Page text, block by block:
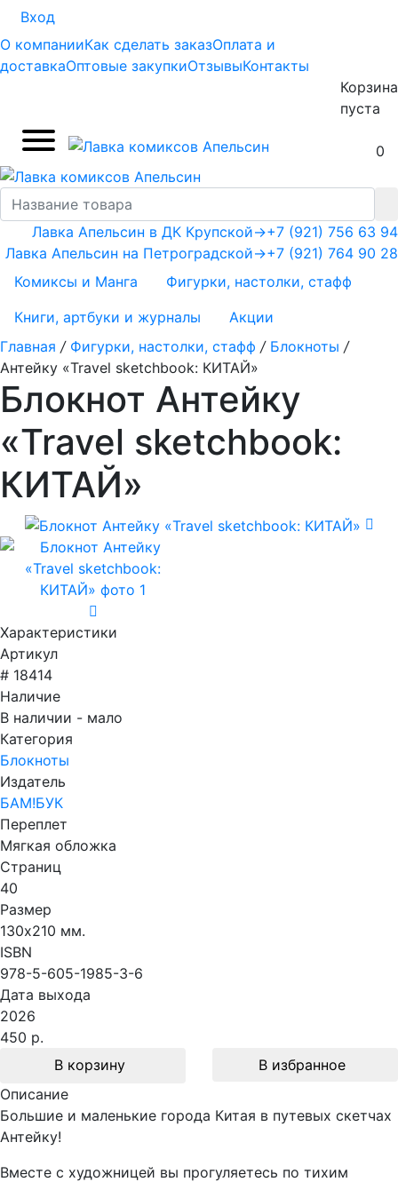
Вход
О компанииКак сделать заказОплата и
доставкаОптовые закупкиОтзывыКонтакты
Корзина
пуста
0
+7 (921) 756 63 94
+7 (921) 764 90 28
Лавка Апельсин в ДК Крупской→
Лавка Апельсин на Петроградской→
Комиксы и Манга
Фигурки, настолки, стафф
Книги, артбуки и журналы
Акции
Главная / Фигурки, настолки, стафф / Блокноты /
Антейку «Travel sketchbook: КИТАЙ»
Блокнот Антейку
«Travel sketchbook:
КИТАЙ»
Характеристики
Артикул
# 18414
Наличие
В наличии - мало
Категория
Блокноты
Издатель
БАМ!БУК
Переплет
Мягкая обложка
Страниц
40
Размер
130х210 мм.
ISBN
978-5-605-1985-3-6
Дата выхода
2026
450 р.
В корзину
В избранное
Описание
Большие и маленькие города Китая в путевых скетчах
Антейку!
Вместе с художницей вы прогуляетесь по тихим